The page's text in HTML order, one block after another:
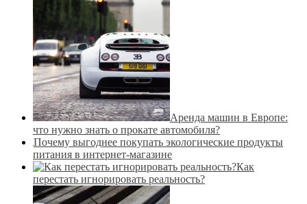
Аренда машин в Европе:
что нужно знать о прокате автомобиля?
Почему выгоднее покупать экологические продукты
питания в интернет-магазине
Как
перестать игнорировать реальность?